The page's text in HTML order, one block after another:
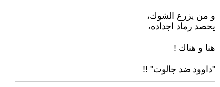
و من يزرع الشوك،
يحصد رماد اجداده،
هنا و هناك !
"داوود ضد جالوت" !!